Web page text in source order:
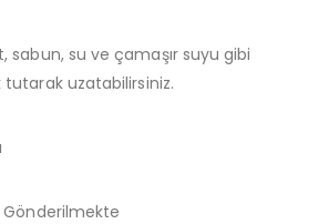
su ve çamaşır suyu gibi
uzatabilirsiniz.